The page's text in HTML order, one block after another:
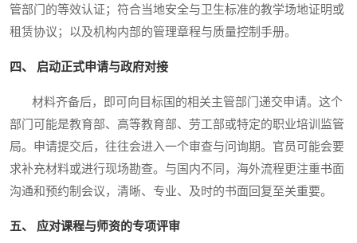
管部门的等效认证；符合当地安全与卫生标准的教学场地证明或
租赁协议；以及机构内部的管理章程与质量控制手册。
四、 启动正式申请与政府对接
材料齐备后，即可向目标国的相关主管部门递交申请。这个
部门可能是教育部、高等教育部、劳工部或特定的职业培训监管
局。申请提交后，往往会进入一个审查与问询期。官员可能会要
求补充材料或进行现场勘查。与国内不同，海外流程更注重书面
沟通和预约制会议，清晰、专业、及时的书面回复至关重要。
五、 应对课程与师资的专项评审